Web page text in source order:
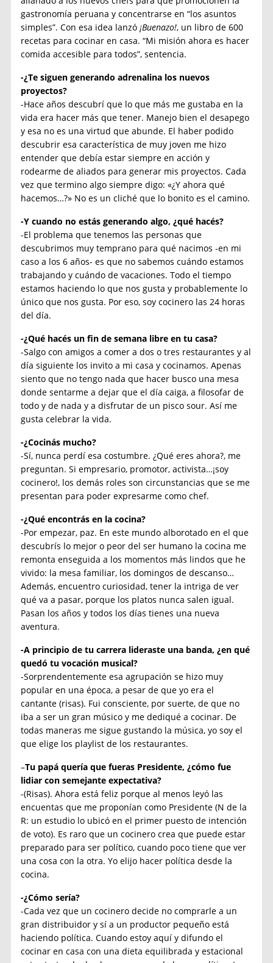
gastronomía peruana y concentrarse en “los asuntos
simples”. Con esa idea lanzó¡Buenazo!, un libro de 600
recetas para cocinar en casa. “Mi misión ahora es hacer
comida accesible para todos”, sentencia.
-¿Te siguen generando adrenalina los nuevos
proyectos?
-Hace años descubrí que lo que más me gustaba en la
vida era hacer más que tener. Manejo bien el desapego
y esa no es una virtud que abunde. El haber podido
descubrir esa característica de muy joven me hizo
entender que debía estar siempre en acción y
rodearme de aliados para generar mis proyectos. Cada
vez que termino algo siempre digo: «¿Y ahora qué
hacemos…?» No es un cliché que lo bonito es el camino.
-Y cuando no estás generando algo, ¿qué hacés?
-El problema que tenemos las personas que
descubrimos muy temprano para qué nacimos -en mi
caso a los 6 años- es que no sabemos cuándo estamos
trabajando y cuándo de vacaciones. Todo el tiempo
estamos haciendo lo que nos gusta y probablemente lo
único que nos gusta. Por eso, soy cocinero las 24 horas
del día.
-¿Qué hacés un fin de semana libre en tu casa?
-Salgo con amigos a comer a dos o tres restaurantes y al
día siguiente los invito a mi casa y cocinamos. Apenas
siento que no tengo nada que hacer busco una mesa
donde sentarme a dejar que el día caiga, a filosofar de
todo y de nada y a disfrutar de un pisco sour. Así me
gusta celebrar la vida.
-¿Cocinás mucho?
-Sí, nunca perdí esa costumbre. ¿Qué eres ahora?, me
preguntan. Si empresario, promotor, activista…¡soy
cocinero!, los demás roles son circunstancias que se me
presentan para poder expresarme como chef.
-¿Qué encontrás en la cocina?
-Por empezar, paz. En este mundo alborotado en el que
descubrís lo mejor o peor del ser humano la cocina me
remonta enseguida a los momentos más lindos que he
vivido: la mesa familiar, los domingos de descanso…
Además, encuentro curiosidad, tener la intriga de ver
qué va a pasar, porque los platos nunca salen igual.
Pasan los años y todos los días tienes una nueva
aventura.
-A principio de tu carrera lideraste una banda, ¿en qué
quedó tu vocación musical?
-Sorprendentemente esa agrupación se hizo muy
popular en una época, a pesar de que yo era el
cantante (risas). Fui consciente, por suerte, de que no
iba a ser un gran músico y me dediqué a cocinar. De
todas maneras me sigue gustando la música, yo soy el
que elige los playlist de los restaurantes.
–Tu papá quería que fueras Presidente, ¿cómo fue
lidiar con semejante expectativa?
-(Risas). Ahora está feliz porque al menos leyó las
encuentas que me proponían como Presidente (N de la
R: un estudio lo ubicó en el primer puesto de intención
de voto). Es raro que un cocinero crea que puede estar
preparado para ser político, cuando poco tiene que ver
una cosa con la otra. Yo elijo hacer política desde la
cocina.
-¿Cómo sería?
-Cada vez que un cocinero decide no comprarle a un
gran distribuidor y sí a un productor pequeño está
haciendo política. Cuando estoy aquí y difundo el
cocinar en casa con una dieta equilibrada y estacional